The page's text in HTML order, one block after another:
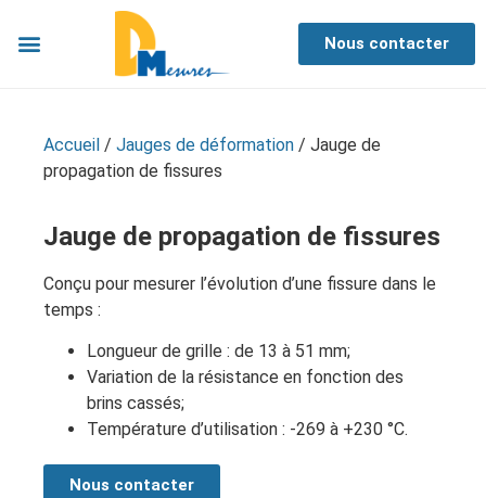
Nous contacter
Accueil / Jauges de déformation / Jauge de
propagation de fissures
Jauge de propagation de fissures
Conçu pour mesurer l’évolution d’une fissure dans le
temps :
Longueur de grille : de 13 à 51 mm;
Variation de la résistance en fonction des
brins cassés;
Température d’utilisation : -269 à +230 °C.
Nous contacter